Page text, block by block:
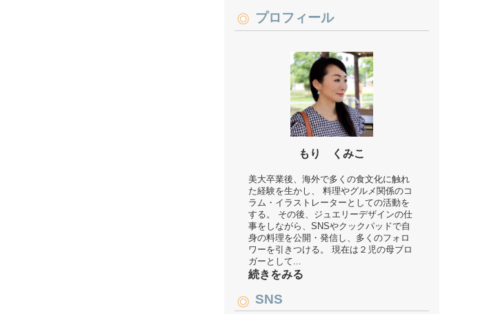
プロフィール
もり くみこ
美大卒業後、海外で多くの食文化に触れ
た経験を生かし、 料理やグルメ関係のコ
ラム・イラストレーターとしての活動を
する。 その後、ジュエリーデザインの仕
事をしながら、SNSやクックパッドで自
身の料理を公開・発信し、多くのフォロ
ワーを引きつける。 現在は２児の母ブロ
ガーとして...
続きをみる
SNS